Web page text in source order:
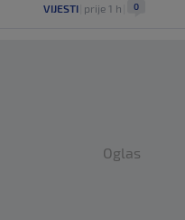
VIJESTI prije 1 h 0
Oglas